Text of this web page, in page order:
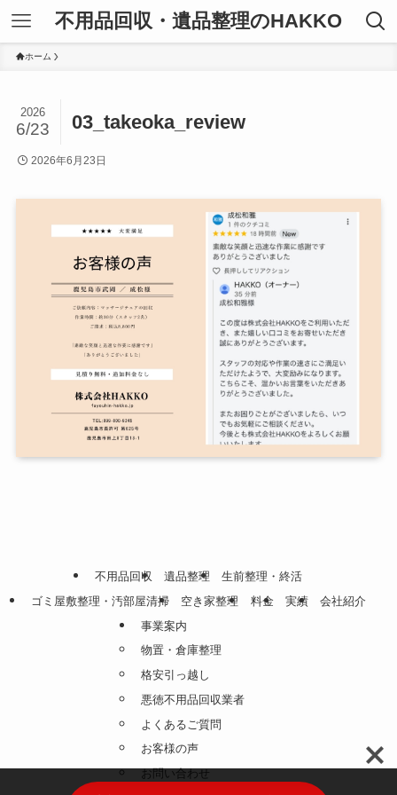
不用品回収・遺品整理のHAKKO
ホーム
03_takeoka_review
2026
6/23
2026年6月23日
不用品回収 遺品整理
生前整理・終活
ゴミ屋敷整理・汚部屋清掃
空き家整理 料金 実績
会社紹介
事業案内
物置・倉庫整理
格安引っ越し
悪徳不用品回収業者
よくあるご質問
お客様の声
お問い合わせ